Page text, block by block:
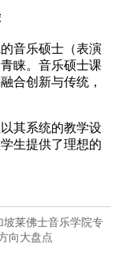
音乐硕士（表演
睐。音乐硕士课
合创新与传统，
其系统的教学设
生提供了理想的
坡莱佛士音乐学院专
向大盘点